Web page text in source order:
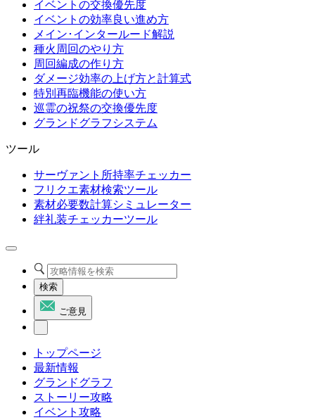
イベントの交換優先度
イベントの効率良い進め方
メイン･インタールード解説
種火周回のやり方
周回編成の作り方
ダメージ効率の上げ方と計算式
特別再臨機能の使い方
巡霊の祝祭の交換優先度
グランドグラフシステム
ツール
サーヴァント所持率チェッカー
フリクエ素材検索ツール
素材必要数計算シミュレーター
絆礼装チェッカーツール
検索
ご意見
トップページ
最新情報
グランドグラフ
ストーリー攻略
イベント攻略